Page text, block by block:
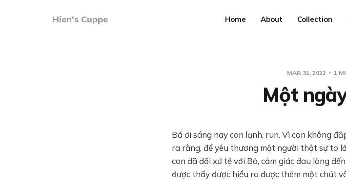
Hien's Cuppe Home About Collection
MAR 31, 2022 1
Một
Bá ơi sáng nay con lạnh, run. Vì con không
ra rằng, để yêu thương một người thật sự to
con đã đối xử tệ với Bá, cảm giác đau lòng
được thấy được hiểu ra được thêm một chút